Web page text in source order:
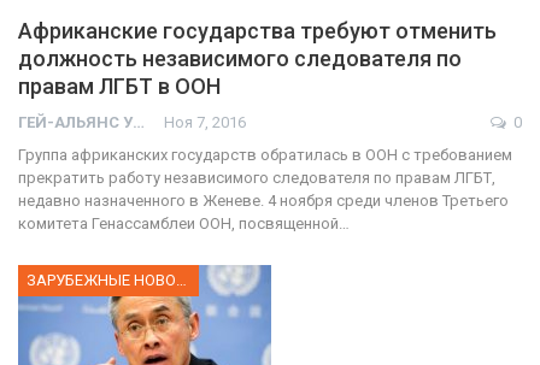
Африканские государства требуют отменить
должность независимого следователя по
правам ЛГБТ в ООН
ГЕЙ-АЛЬЯНС УКРАИНА Ноя 7, 2016
0
Группа африканских государств обратилась в ООН с требованием
прекратить работу независимого следователя по правам ЛГБТ,
недавно назначенного в Женеве. 4 ноября среди членов Третьего
комитета Генассамблеи ООН, посвященной…
ЗАРУБЕЖНЫЕ НОВОСТИ